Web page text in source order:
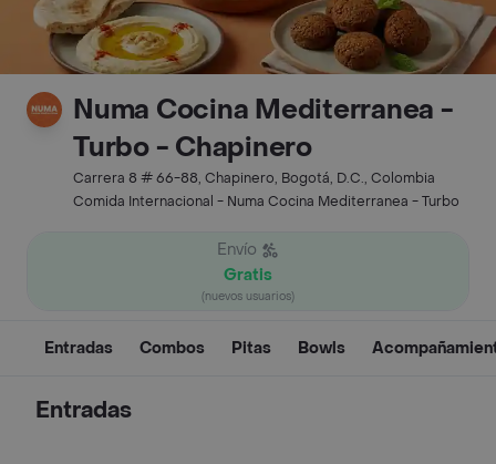
Numa Cocina Mediterranea -
Turbo - Chapinero
Carrera 8 # 66-88, Chapinero, Bogotá, D.C., Colombia
Comida Internacional - Numa Cocina Mediterranea - Turbo
Envío
Gratis
(nuevos usuarios)
Entradas Combos Pitas Bowls
Entradas